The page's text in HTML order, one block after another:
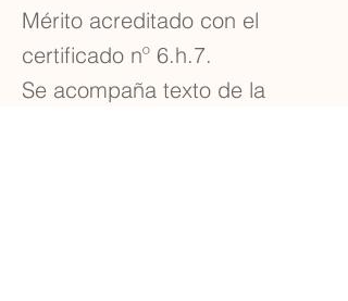
Mérito acreditado con el
certificado nº 6.h.7.
Se acompaña texto de la